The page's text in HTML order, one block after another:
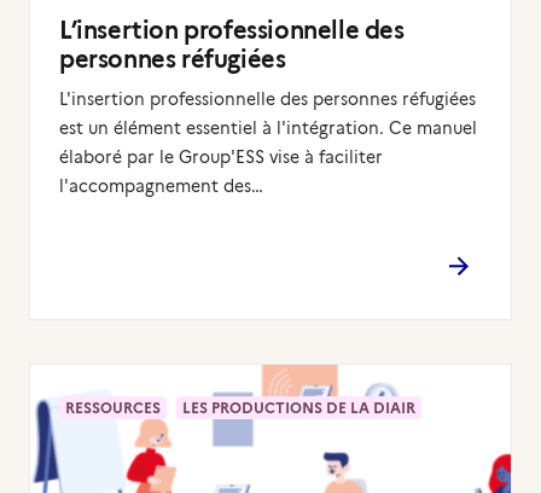
L’insertion professionnelle des
personnes réfugiées
L'insertion professionnelle des personnes réfugiées
est un élément essentiel à l'intégration. Ce manuel
élaboré par le Group'ESS vise à faciliter
l'accompagnement des…
RESSOURCES LES PRODUCTIONS DE LA DIAIR